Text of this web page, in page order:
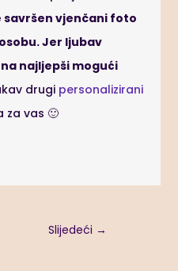
vjenčani foto
Jer ljubav
najljepši mogući
drugi personalizirani
za vas 🙂
Slijedeći →